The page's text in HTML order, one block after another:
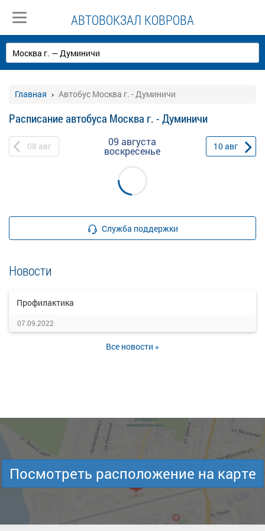
АВТОВОКЗАЛ КОВРОВА
Главная Автобус Москва г. - Думиничи
Расписание автобуса Москва г. - Думиничи
08 авг 09 августа
воскресенье 10авг
Служба поддержки
Новости
Профилактика
07.09.2022
Все новости »
Посмотреть расположение на карте